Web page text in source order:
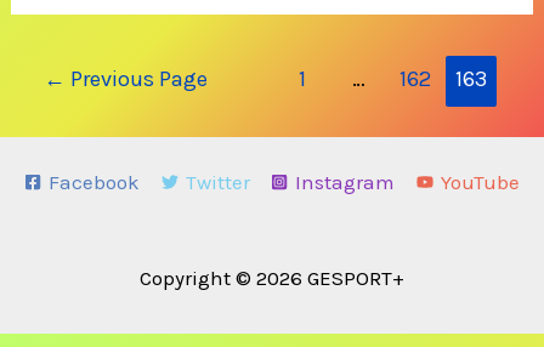
← Previous Page 1 … 162 163
Facebook Twitter Instagram YouTube
Copyright © 2026 GESPORT+